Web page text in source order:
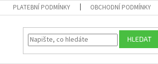
PLATEBNÍ PODMÍNKY OBCHODNÍ PODMÍNKY
HLEDAT